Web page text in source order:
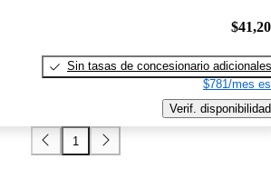
Sin tasas de concesionario adicionales
$781/mes
Verif. disponibilidad
1